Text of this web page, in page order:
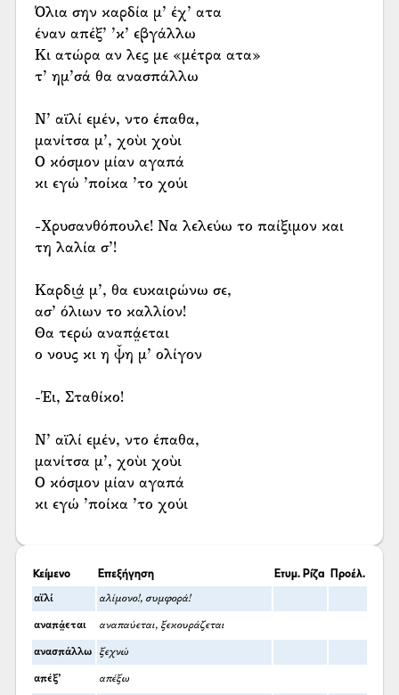
Όλια σην καρδία μ’ έχ’ ατα
έναν απέξ’ ’κ’ εβγάλλω
Κι ατώρα αν λες με «μέτρα ατα»
τ’ ημ’σά θα ανασπάλλω
Ν’ αϊλί εμέν, ντο έπαθα,
μανίτσα μ’, χοὺι χοὺι
Ο κόσμον μίαν αγαπά
κι εγώ ’ποίκα ’το χούι
-Χρυσανθόπουλε! Να λελεύω το παίξιμον και
τη λαλία σ’!
Καρδι͜ά μ’, θα ευκαιρώνω σε,
ασ’ όλιων το καλλίον!
Θα τερώ αναπά̤εται
ο νους κι η ψ̌η μ’ ολίγον
-Έι, Σταθίκο!
Ν’ αϊλί εμέν, ντο έπαθα,
μανίτσα μ’, χοὺι χοὺι
Ο κόσμον μίαν αγαπά
κι εγώ ’ποίκα ’το χούι
Κείμενο Επεξήγηση Ετυμ. Ρίζα Προέλ.
αϊλί αλίμονο!, συμφορά!
αναπά̤εται αναπαύεται, ξεκουράζεται
ανασπάλλω ξεχνώ
απέξ’ απέξω